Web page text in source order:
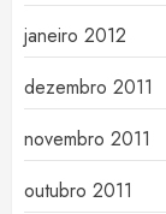
janeiro 2012
dezembro 2011
novembro 2011
outubro 2011